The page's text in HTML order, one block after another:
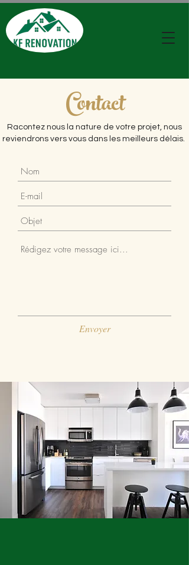
Contact
Racontez nous la nature de votre projet, nous
reviendrons vers vous dans les meilleurs délais.
Envoyer